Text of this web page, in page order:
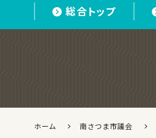
総合トップ
ホーム 南さつま市議会